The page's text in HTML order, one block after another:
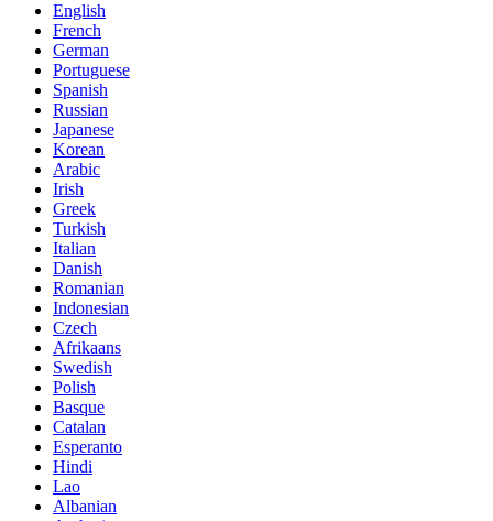
English
French
German
Portuguese
Spanish
Russian
Japanese
Korean
Arabic
Irish
Greek
Turkish
Italian
Danish
Romanian
Indonesian
Czech
Afrikaans
Swedish
Polish
Basque
Catalan
Esperanto
Hindi
Lao
Albanian